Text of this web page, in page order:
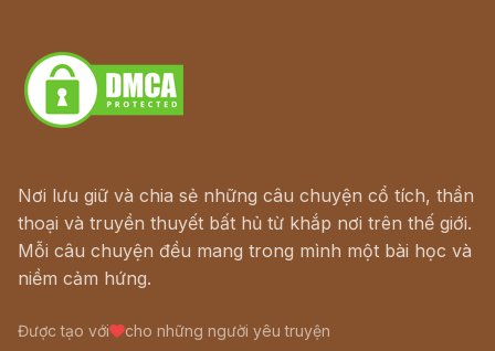
Nơi lưu giữ và chia sẻ những câu chuyện cổ tích, thần
thoại và truyền thuyết bất hủ từ khắp nơi trên thế giới.
Mỗi câu chuyện đều mang trong mình một bài học và
niềm cảm hứng.
Được tạo với cho những người yêu truyện